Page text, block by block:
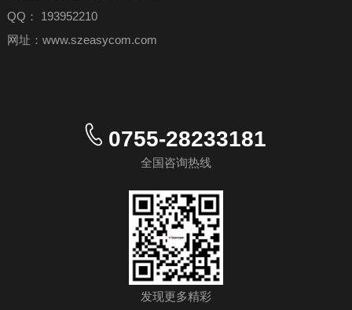
QQ： 193952210
网址： www.szeasycom.com
0755-28233181
全国咨询热线
发现更多精彩